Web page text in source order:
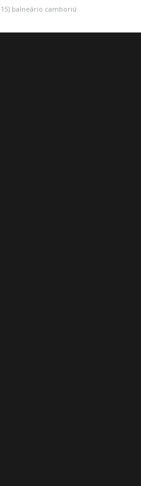
balneário camboriú